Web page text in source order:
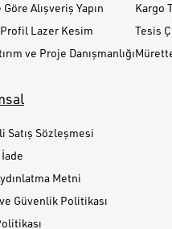
Alışveriş Yapın
Lazer Kesim
ve Proje Danışmanlığı
Kargo
Tesis
Satış Sözleşmesi
Metni
Güvenlik Politikası